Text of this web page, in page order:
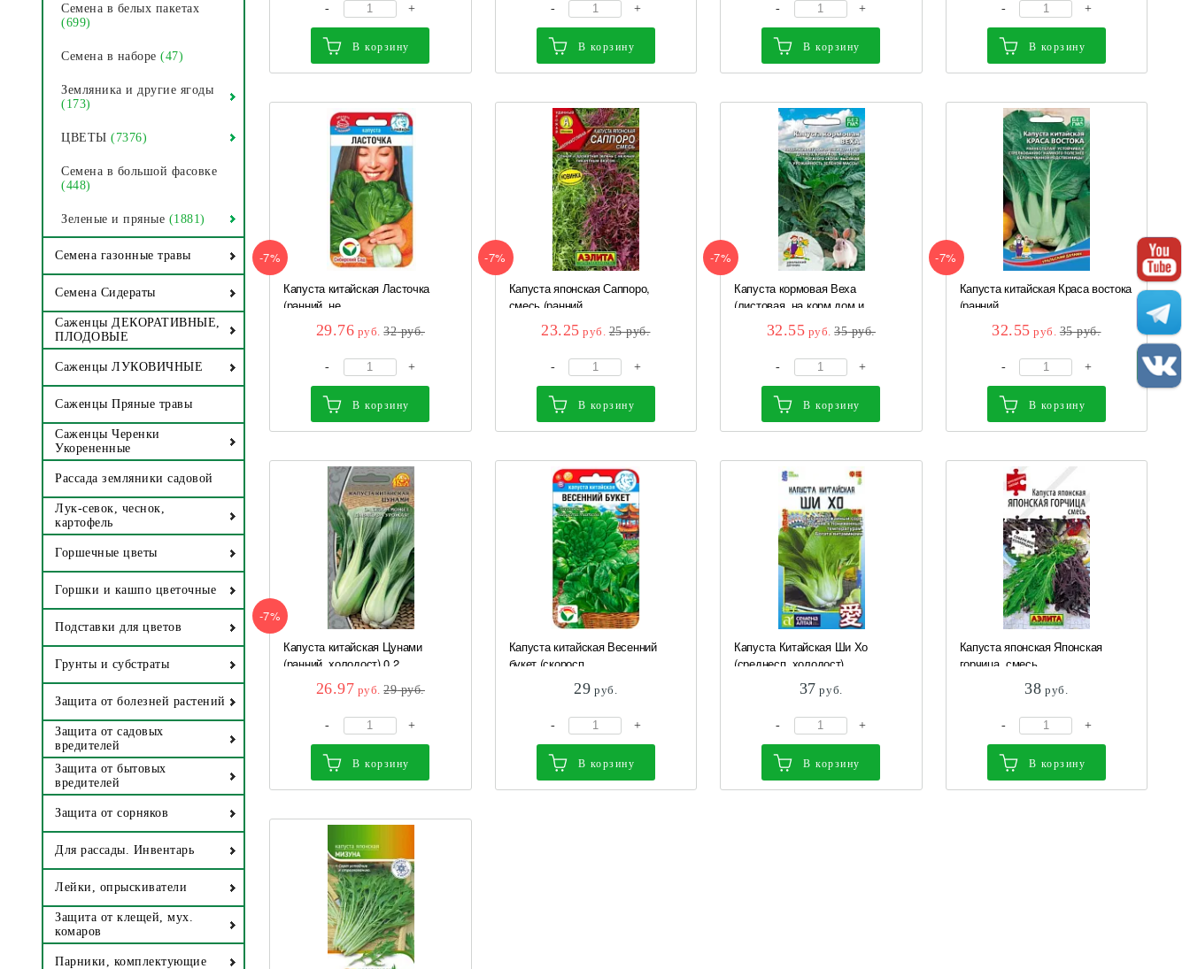
Семена в белых пакетах
(699)
Семена в наборе (47)
Земляника и другие ягоды
(173)
ЦВЕТЫ (7376)
Семена в большой фасовке
(448)
Зеленые и пряные (1881)
Семена газонные травы
Семена Сидераты
Саженцы ДЕКОРАТИВНЫЕ,
ПЛОДОВЫЕ
Саженцы ЛУКОВИЧНЫЕ
Саженцы Пряные травы
Саженцы Черенки
Укорененные
Рассада земляники садовой
Лук-севок, чеснок,
картофель
Горшечные цветы
Горшки и кашпо цветочные
Подставки для цветов
Грунты и субстраты
Защита от болезней растений
Защита от садовых
вредителей
Защита от бытовых
вредителей
Защита от сорняков
Для рассады. Инвентарь
Лейки, опрыскиватели
Защита от клещей, мух.
комаров
Парники, комплектующие
- +
В корзину
- +
В корзину
- +
В корзину
- +
В корзину
-7%
Капуста китайская Ласточка
(ранний, не...
29.76 руб. 32руб.
- +
В корзину
-7%
Капуста японская Саппоро,
смесь (ранний,...
23.25 руб. 25руб.
- +
В корзину
-7%
Капуста кормовая Веха
(листовая, на корм дом и...
32.55 руб. 35руб.
- +
В корзину
-7%
Капуста китайская Краса востока
(ранний,...
32.55 руб. 35руб.
- +
В корзину
-7%
Капуста китайская Цунами
(ранний, холодост) 0,2...
26.97 руб. 29руб.
- +
В корзину
Капуста китайская Весенний
букет (скоросп,...
29 руб.
- +
В корзину
Капуста Китайская Ши Хо
(среднесп, холодост)...
37 руб.
- +
В корзину
Капуста японская Японская
горчица, смесь...
38 руб.
- +
В корзину